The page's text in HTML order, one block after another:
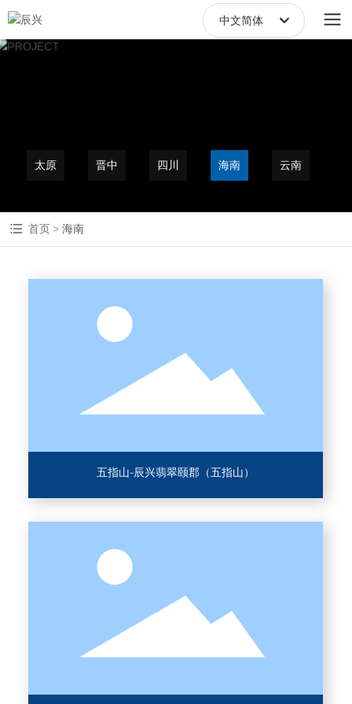
中文简体
太原 晋中 四川 海南 云南
首页 海南
五指山-辰兴翡翠颐郡（五指山）